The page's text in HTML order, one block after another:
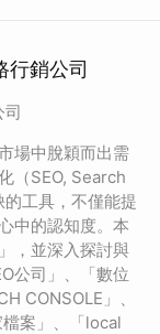
行銷公司
場中脫穎而出需
（SEO, Search
工具，不僅能提
中的認知度。本
，並深入探討與
公司」、「數位
CONSOLE」、
檔案」、「local